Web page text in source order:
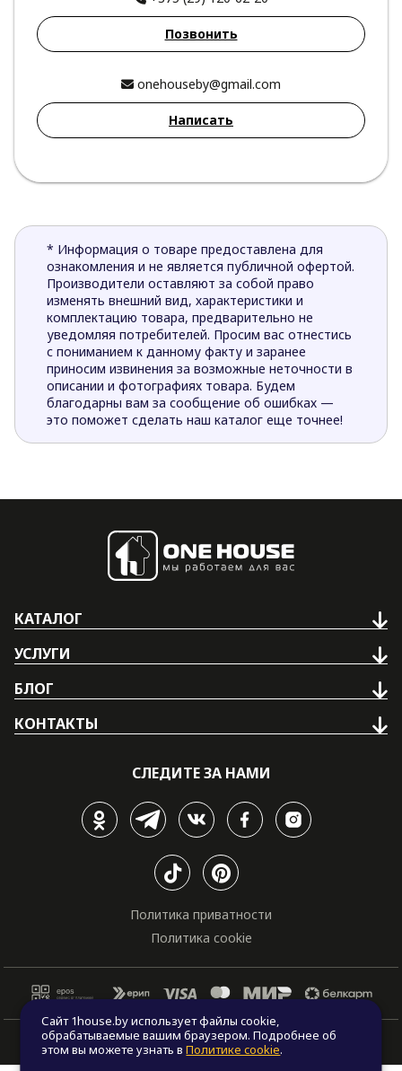
Позвонить
onehouseby@gmail.com
Написать
* Информация о товаре предоставлена для
ознакомления и не является публичной офертой.
Производители оставляют за собой право
изменять внешний вид, характеристики и
комплектацию товара, предварительно не
уведомляя потребителей. Просим вас отнестись
с пониманием к данному факту и заранее
приносим извинения за возможные неточности в
описании и фотографиях товара. Будем
благодарны вам за сообщение об ошибках —
это поможет сделать наш каталог еще точнее!
КАТАЛОГ
УСЛУГИ
БЛОГ
КОНТАКТЫ
СЛЕДИТЕ ЗА НАМИ
Политика приватности
Политика cookie
© Все права защищены. "One house", 2011 - 2026
Сайт 1house.by использует файлы cookie,
обрабатываемые вашим браузером. Подробнее об
этом вы можете узнать вПолитике cookie.